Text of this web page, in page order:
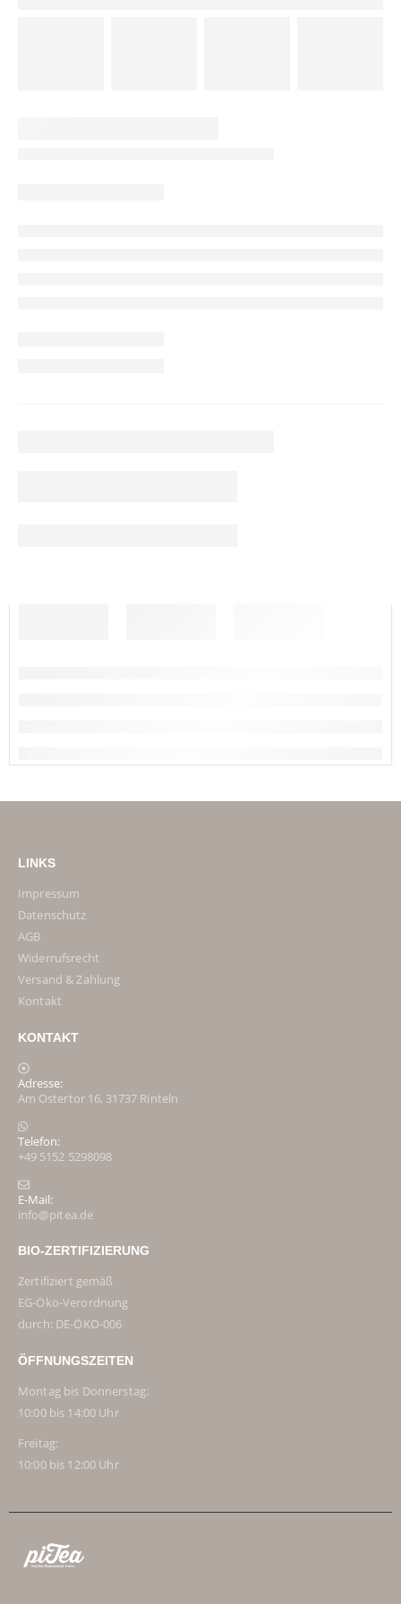
LINKS
Impressum
Datenschutz
AGB
Widerrufsrecht
Versand & Zahlung
Kontakt
KONTAKT
Adresse:
Am Ostertor 16, 31737 Rinteln
Telefon:
+49 5152 5298098
E-Mail:
info@pitea.de
BIO-ZERTIFIZIERUNG
Zertifiziert gemäß
EG-Öko-Verordnung
durch: DE-ÖKO-006
ÖFFNUNGSZEITEN
Montag bis Donnerstag:
10:00 bis 14:00 Uhr
Freitag:
10:00 bis 12:00 Uhr